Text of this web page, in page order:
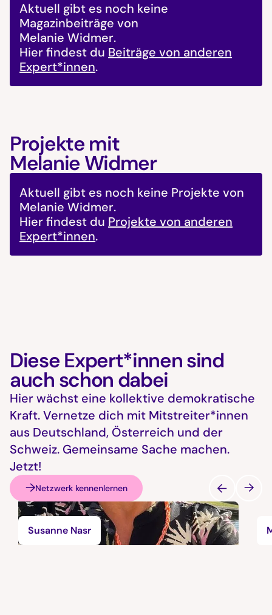
Aktuell gibt es noch keine
Magazinbeiträge von
Melanie Widmer.
Hier findest du Beiträge von anderen
Expert*innen.
Projekte mit
Melanie Widmer
Aktuell gibt es noch keine Projekte von
Melanie Widmer.
Hier findest du Projekte von anderen
Expert*innen.
Diese Expert*innen sind
auch schon dabei
Hier wächst eine kollektive demokratische
Kraft. Vernetze dich mit Mitstreiter*innen
aus Deutschland, Österreich und der
Schweiz. Gemeinsame Sache machen.
Jetzt!
Netzwerk kennenlernen
Susanne Nasr